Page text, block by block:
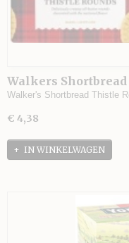
Walkers
Walker's Shortbread Thistle
€ 4,38
IN WINKELWAGEN